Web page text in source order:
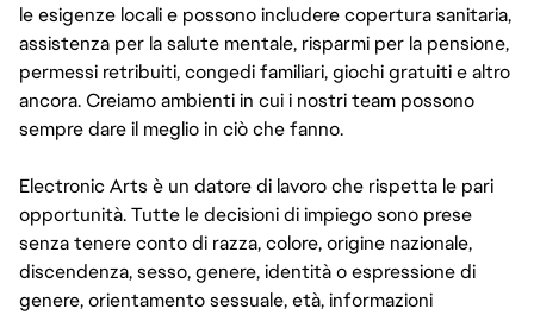
le esigenze locali e possono includere copertura sanitaria,
assistenza per la salute mentale, risparmi per la pensione,
permessi retribuiti, congedi familiari, giochi gratuiti e altro
ancora. Creiamo ambienti in cui i nostri team possono
sempre dare il meglio in ciò che fanno.
Electronic Arts è un datore di lavoro che rispetta le pari
opportunità. Tutte le decisioni di impiego sono prese
senza tenere conto di razza, colore, origine nazionale,
discendenza, sesso, genere, identità o espressione di
genere, orientamento sessuale, età, informazioni